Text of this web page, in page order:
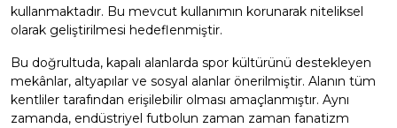
kullanmaktadır. Bu mevcut kullanımın korunarak niteliksel
olarak geliştirilmesi hedeflenmiştir.
Bu doğrultuda, kapalı alanlarda spor kültürünü destekleyen
mekânlar, altyapılar ve sosyal alanlar önerilmiştir. Alanın tüm
kentliler tarafından erişilebilir olması amaçlanmıştır. Aynı
zamanda, endüstriyel futbolun zaman zaman fanatizm